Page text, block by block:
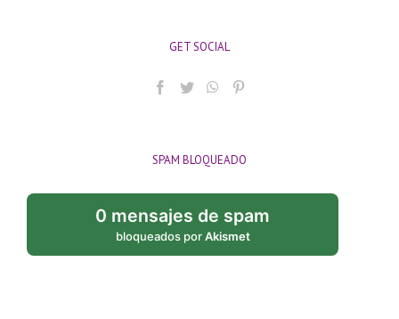
GET SOCIAL
SPAM BLOQUEADO
0 mensajes de spam
bloqueados porAkismet